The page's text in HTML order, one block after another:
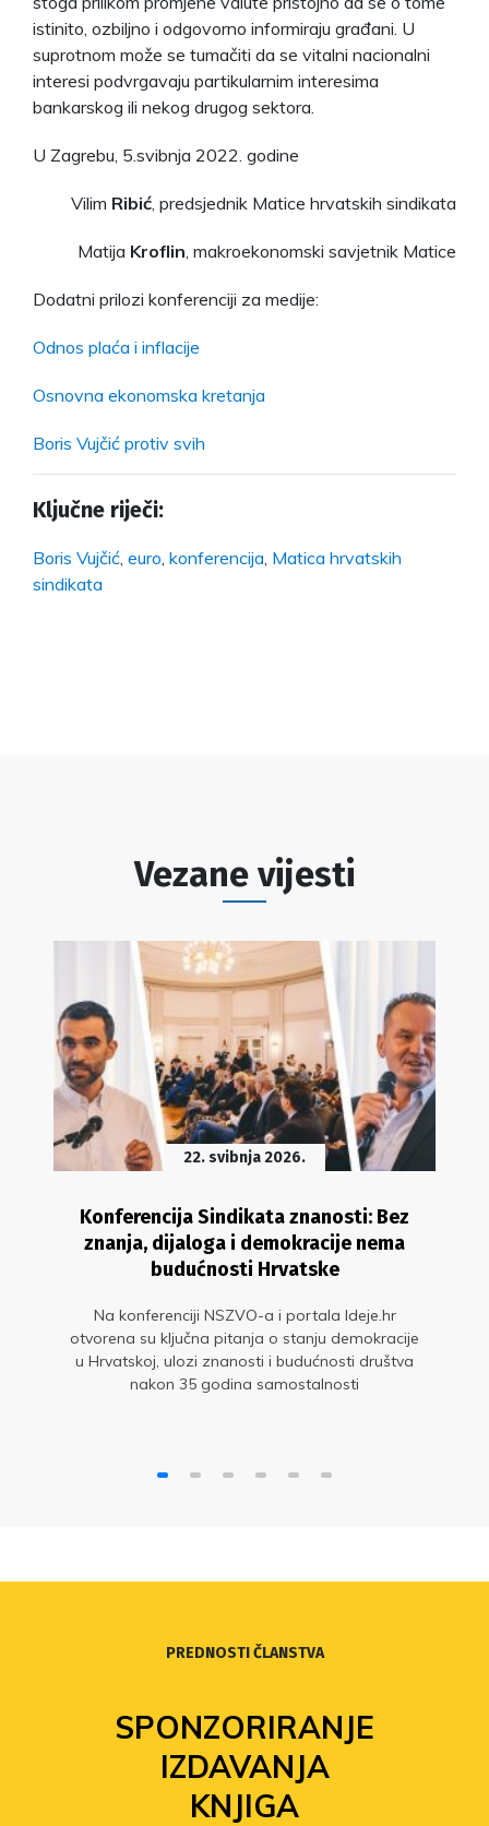
istinito, ozbiljno i odgovorno informiraju građani. U
suprotnom može se tumačiti da se vitalni nacionalni
interesi podvrgavaju partikularnim interesima
bankarskog ili nekog drugog sektora.
U Zagrebu, 5.svibnja 2022. godine
Vilim Ribić , predsjednik Matice hrvatskih sindikata
Matija Kroflin , makroekonomski savjetnik Matice
Dodatni prilozi konferenciji za medije:
Odnos plaća i inflacije
Osnovna ekonomska kretanja
Boris Vujčić protiv svih
Ključne riječi:
Boris Vujčić euro konferencija Matica hrvatskih
sindikata
Vezane vijesti
22. svibnja 2026.
Konferencija Sindikata znanosti: Bez
znanja, dijaloga i demokracije nema
budućnosti Hrvatske
Na konferenciji NSZVO-a i portala Ideje.hr
otvorena su ključna pitanja o stanju demokracije
u Hrvatskoj, ulozi znanosti i budućnosti društva
nakon 35 godina samostalnosti
PREDNOSTI ČLANSTVA
SPONZORIRANJE
IZDAVANJA
KNJIGA